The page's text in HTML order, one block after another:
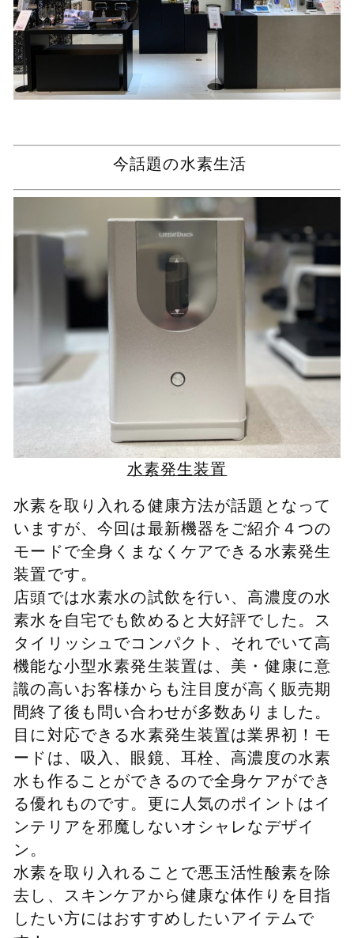
今話題の水素生活
水素発生装置
水素を取り入れる健康方法が話題となって
いますが、今回は最新機器をご紹介４つの
モードで全身くまなくケアできる水素発生
装置です。
店頭では水素水の試飲を行い、高濃度の水
素水を自宅でも飲めると大好評でした。ス
タイリッシュでコンパクト、それでいて高
機能な小型水素発生装置は、美・健康に意
識の高いお客様からも注目度が高く販売期
間終了後も問い合わせが多数ありました。
目に対応できる水素発生装置は業界初！モ
ードは、吸入、眼鏡、耳栓、高濃度の水素
水も作ることができるので全身ケアができ
る優れものです。更に人気のポイントはイ
ンテリアを邪魔しないオシャレなデザイ
ン。
水素を取り入れることで悪玉活性酸素を除
去し、スキンケアから健康な体作りを目指
したい方にはおすすめしたいアイテムで